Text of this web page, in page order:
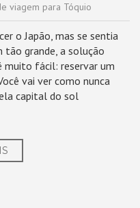
viagem para Tóquio
o Japão, mas se sentia
tão grande, a solução
muito fácil: reservar um
vai ver como nunca
capital do sol